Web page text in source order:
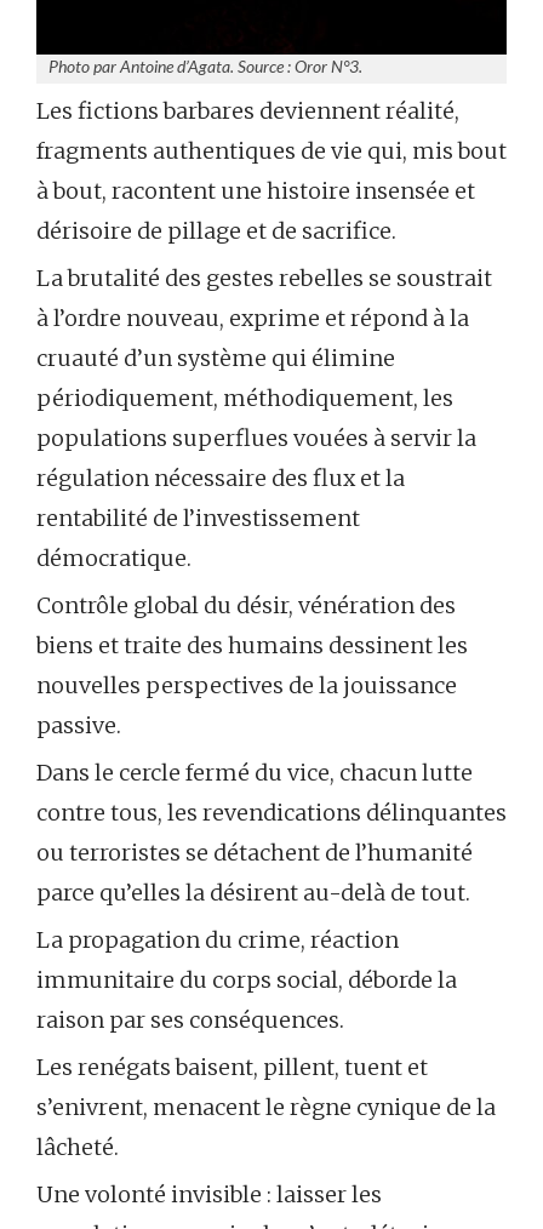
Photo par Antoine d’Agata. Source : Oror N°3.
Les fictions barbares deviennent réalité,
fragments authentiques de vie qui, mis bout
à bout, racontent une histoire insensée et
dérisoire de pillage et de sacrifice.
La brutalité des gestes rebelles se soustrait
à l’ordre nouveau, exprime et répond à la
cruauté d’un système qui élimine
périodiquement, méthodiquement, les
populations superflues vouées à servir la
régulation nécessaire des flux et la
rentabilité de l’investissement
démocratique.
Contrôle global du désir, vénération des
biens et traite des humains dessinent les
nouvelles perspectives de la jouissance
passive.
Dans le cercle fermé du vice, chacun lutte
contre tous, les revendications délinquantes
ou terroristes se détachent de l’humanité
parce qu’elles la désirent au-delà de tout.
La propagation du crime, réaction
immunitaire du corps social, déborde la
raison par ses conséquences.
Les renégats baisent, pillent, tuent et
s’enivrent, menacent le règne cynique de la
lâcheté.
Une volonté invisible : laisser les